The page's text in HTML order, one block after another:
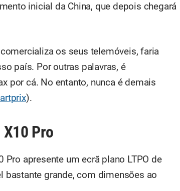
inicial da China, que depois chegará
os seus telemóveis, faria
país. Por outras palavras, é
por cá. No entanto, nunca é demais
).
X10 Pro
apresente um ecrã plano LTPO de
bastante grande, com dimensões ao